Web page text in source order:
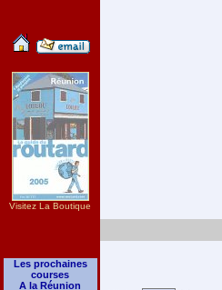
Visitez La Boutique
Les prochaines
courses
A la Réunion